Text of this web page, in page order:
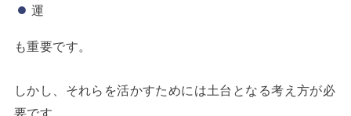
運
も重要です。
しかし、それらを活かすためには土台となる考え方が必
要です。